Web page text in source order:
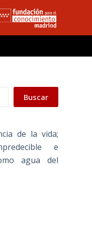
Buscar
de la vida;
e
agua del